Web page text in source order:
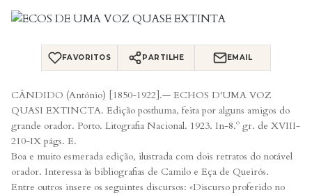
FAVORITOS PARTILHE EMAIL
CÂNDIDO (António) [1850-1922].— ECHOS D'UMA VOZ
QUASI EXTINCTA. Edição posthuma, feita por alguns amigos do
grande orador. Porto. Litografia Nacional. 1923. In-8.º gr. de XVIII-
210-IX págs. E.
Boa e muito esmerada edição, ilustrada com dois retratos do notável
orador. Interessa às bibliografias de Camilo e Eça de Queirós.
Entre outros insere os seguintes discursos: «Discurso proferido no